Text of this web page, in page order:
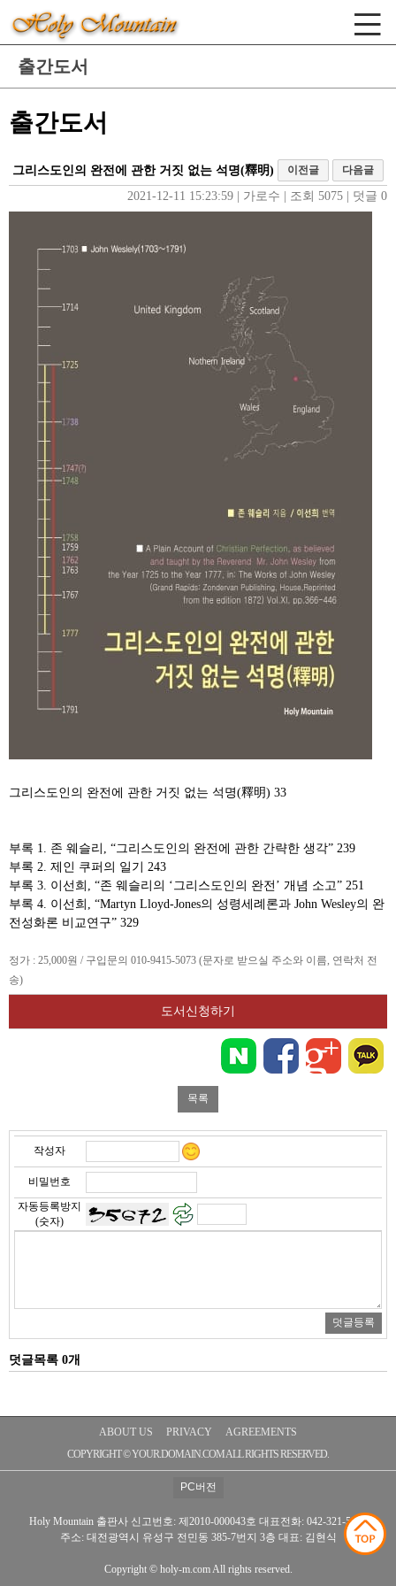
출간도서
출간도서
이전글 다음글
그리스도인의 완전에 관한 거짓 없는 석명(釋明)
2021-12-11 15:23:59
가로수 조회 5075 덧글 0
그리스도인의 완전에 관한 거짓 없는 석명(釋明) 33
부록 1. 존 웨슬리, “그리스도인의 완전에 관한 간략한 생각” 239
부록 2. 제인 쿠퍼의 일기 243
부록 3. 이선희, “존 웨슬리의 ‘그리스도인의 완전’ 개념 소고” 251
부록 4. 이선희, “Martyn Lloyd-Jones의 성령세례론과 John Wesley의 완
전성화론 비교연구” 329
정가 : 25,000원 / 구입문의 010-9415-5073 (문자로 받으실 주소와 이름, 연락처 전
송)
도서신청하기
작성자
비밀번호
자동등록방지
(숫자)
덧글목록 0개
ABOUT US PRIVACY
AGREEMENTS
COPYRIGHT © YOUR.DOMAIN.COM ALL RIGHTS RESERVED.
Holy Mountain 출판사 신고번호: 제2010-000043호 대표전화: 042-321-5073
주소: 대전광역시 유성구 전민동 385-7번지 3층 대표: 김현식
Copyright © holy-m.com All rights reserved.